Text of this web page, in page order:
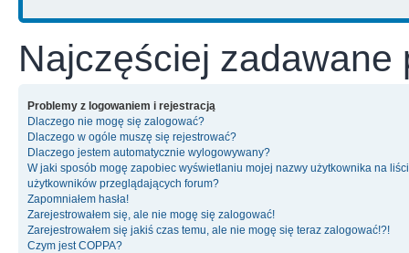
Najczęściej zadawane
Problemy z logowaniem i rejestracją
Dlaczego nie mogę się zalogować?
Dlaczego w ogóle muszę się rejestrować?
Dlaczego jestem automatycznie wylogowywany?
W jaki sposób mogę zapobiec wyświetlaniu mojej nazwy użytkownika na
użytkowników przeglądających forum?
Zapomniałem hasła!
Zarejestrowałem się, ale nie mogę się zalogować!
Zarejestrowałem się jakiś czas temu, ale nie mogę się teraz zalogować!?!
Czym jest COPPA?